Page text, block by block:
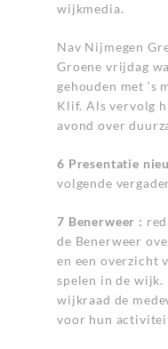
wijkmedia.
Nav Nijmegen
Groene vrijdag
gehouden met ‘s
Klif. Als vervolg
avond over
6 Presentatie
volgende
7 Benerweer :
de Benerweer
en een overzicht
spelen in de wijk.
wijkraad de
voor hun